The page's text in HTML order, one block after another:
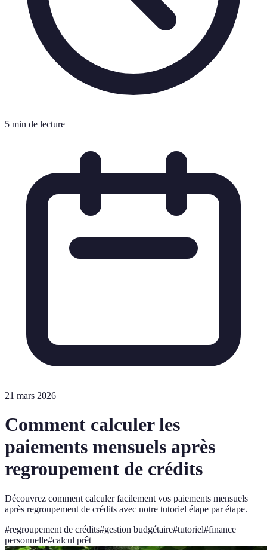
5 min de lecture
21 mars 2026
Comment calculer les
paiements mensuels après
regroupement de crédits
Découvrez comment calculer facilement vos paiements mensuels
après regroupement de crédits avec notre tutoriel étape par étape.
#regroupement de crédits#gestion budgétaire#tutoriel#finance
personnelle#calcul prêt